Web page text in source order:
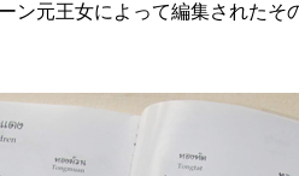
ン元王女によって編集されたそ